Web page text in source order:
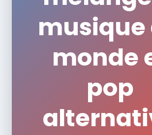
musique
monde
pop